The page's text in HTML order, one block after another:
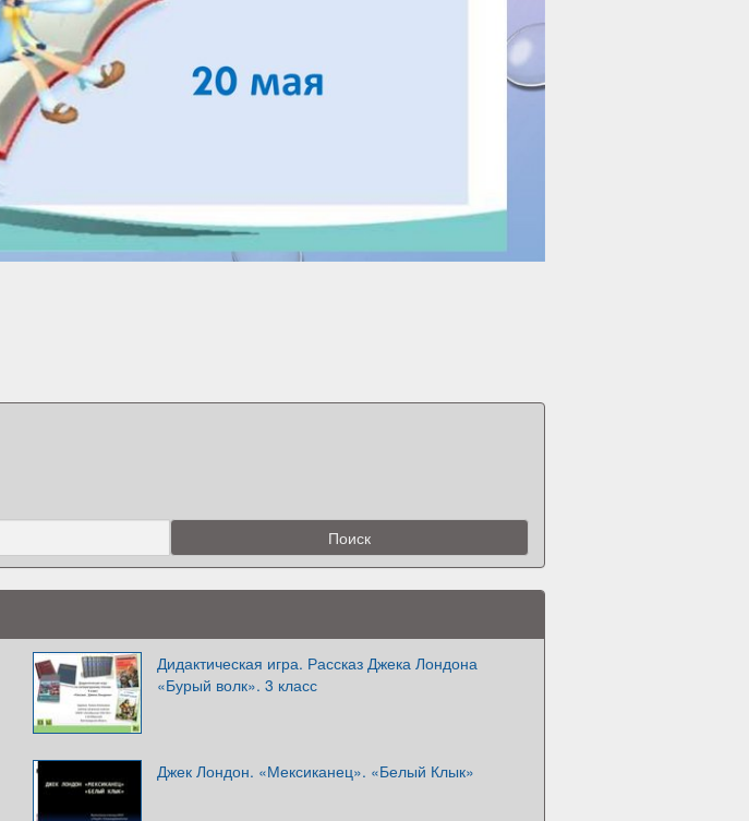
Дидактическая игра. Рассказ Джека Лондона
«Бурый волк». 3 класс
Джек Лондон. «Мексиканец». «Белый Клык»